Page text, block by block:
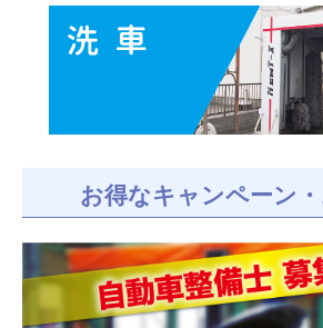
お得なキャンペーン